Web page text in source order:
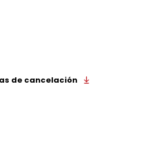
de cancelación